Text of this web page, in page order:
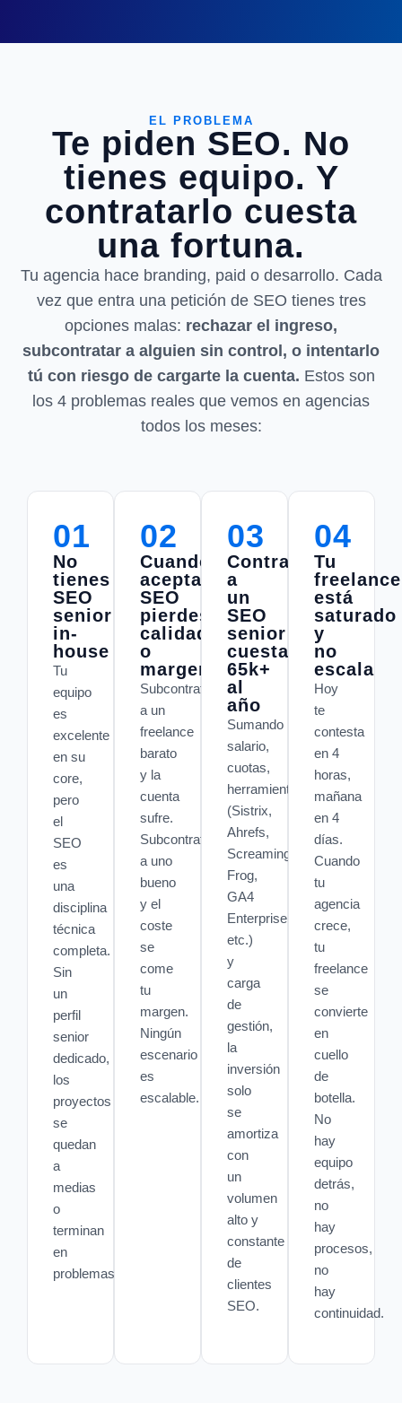
EL PROBLEMA
Te piden SEO. No
tienes equipo. Y
contratarlo cuesta
una fortuna.
Tu agencia hace branding, paid o desarrollo. Cada
vez que entra una petición de SEO tienes tres
opciones malas: rechazar el ingreso,
subcontratar a alguien sin control, o intentarlo
tú con riesgo de cargarte la cuenta. Estos son
los 4 problemas reales que vemos en agencias
todos los meses:
01
No
tienes
SEO
senior
in-
house
Tu
equipo
es
excelente
en su
core,
pero
el
SEO
es
una
disciplina
técnica
completa.
Sin
un
perfil
senior
dedicado,
los
proyectos
se
quedan
a
medias
o
terminan
en
problemas.
02
Cuando
aceptas
SEO
pierdes
calidad
o
margen
Subcontratas
a un
freelance
barato
y la
cuenta
sufre.
Subcontratas
a uno
bueno
y el
coste
se
come
tu
margen.
Ningún
escenario
es
escalable.
03
Contratar
a
un
SEO
senior
cuesta
65k+
al
año
Sumando
salario,
cuotas,
herramientas
(Sistrix,
Ahrefs,
Screaming
Frog,
GA4
Enterprise,
etc.)
y
carga
de
gestión,
la
inversión
solo
se
amortiza
con
un
volumen
alto y
constante
de
clientes
SEO.
04
Tu
freelance
está
saturado
y
no
escala
Hoy
te
contesta
en 4
horas,
mañana
en 4
días.
Cuando
tu
agencia
crece,
tu
freelance
se
convierte
en
cuello
de
botella.
No
hay
equipo
detrás,
no
hay
procesos,
no
hay
continuidad.